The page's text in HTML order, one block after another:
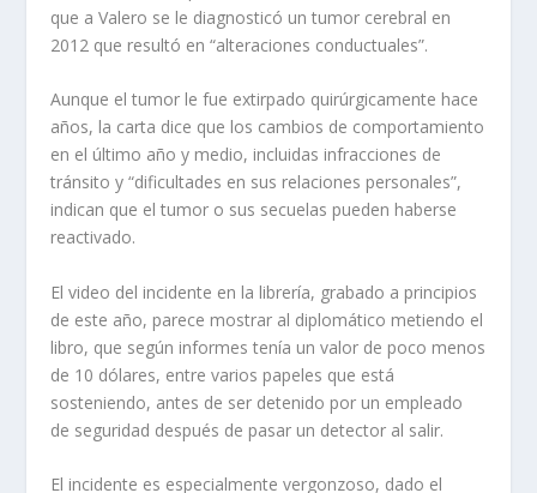
que a Valero se le diagnosticó un tumor cerebral en
2012 que resultó en “alteraciones conductuales”.
Aunque el tumor le fue extirpado quirúrgicamente hace
años, la carta dice que los cambios de comportamiento
en el último año y medio, incluidas infracciones de
tránsito y “dificultades en sus relaciones personales”,
indican que el tumor o sus secuelas pueden haberse
reactivado.
El video del incidente en la librería, grabado a principios
de este año, parece mostrar al diplomático metiendo el
libro, que según informes tenía un valor de poco menos
de 10 dólares, entre varios papeles que está
sosteniendo, antes de ser detenido por un empleado
de seguridad después de pasar un detector al salir.
El incidente es especialmente vergonzoso, dado el